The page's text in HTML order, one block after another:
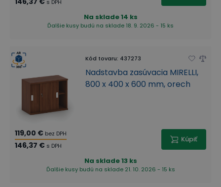
s DPH
Na sklade14 ks
Ďalšie kusy budú na sklade 18. 9. 2026 - 15 ks
Kód tovaru: 437273
Nadstavba zasúvacia MIRELLI,
800 x 400 x 600 mm, orech
119,00 € bez DPH
146,37 € s DPH
Kúpiť
Na sklade13 ks
Ďalšie kusy budú na sklade 21. 10. 2026 - 15 ks